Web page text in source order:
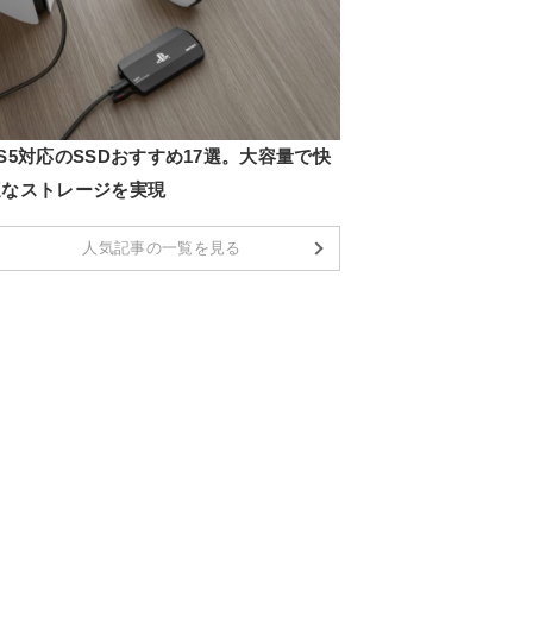
対応のSSDおすすめ17選。大容量で快
ストレージを実現
人気記事の一覧を見る